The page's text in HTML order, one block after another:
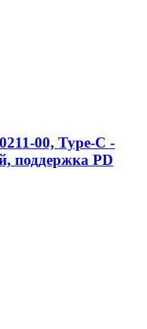
00, Type-C -
поддержка PD